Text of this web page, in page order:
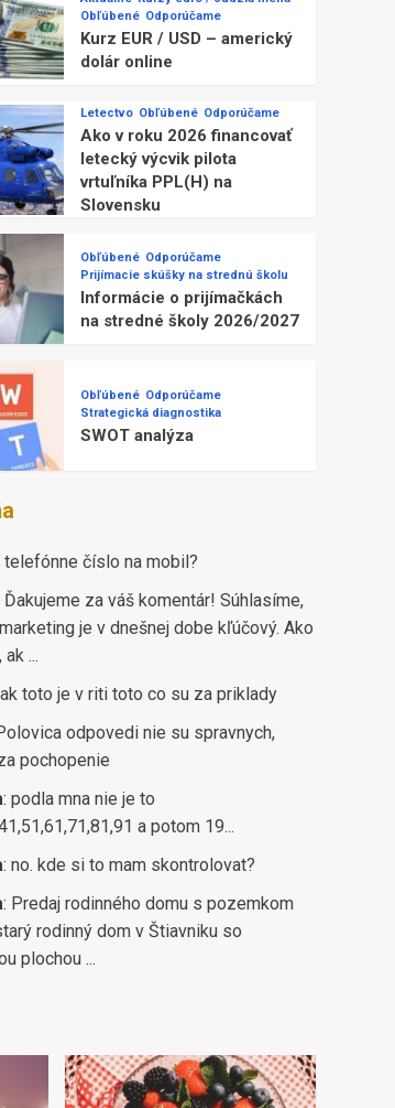
Obľúbené Odporúčame
Kurz EUR / USD – americký
dolár online
Letectvo Obľúbené Odporúčame
Ako v roku 2026 financovať
letecký výcvik pilota
vrtuľníka PPL(H) na
Slovensku
Obľúbené Odporúčame
Prijímacie skúšky na strednú školu
Informácie o prijímačkách
na stredné školy 2026/2027
Obľúbené Odporúčame
Strategická diagnostika
SWOT analýza
telefónne číslo na mobil?
Ďakujeme za váš komentár! Súhlasíme,
je v dnešnej dobe kľúčový. Ako
...
toto je v riti toto co su za priklady
odpovedi nie su spravnych,
pochopenie
: podla mna nie je to
a potom 19...
: no. kde si to mam skontrolovat?
: Predaj rodinného domu s pozemkom
rodinný dom v Štiavniku so
plochou ...